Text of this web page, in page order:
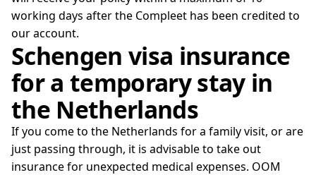
working days after the Compleet has been credited to
our account.
Schengen visa insurance
for a temporary stay in
the Netherlands
If you come to the Netherlands for a family visit, or are
just passing through, it is advisable to take out
insurance for unexpected medical expenses. OOM